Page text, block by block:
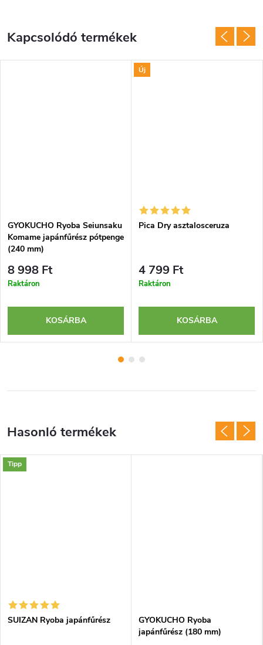
Kapcsolódó termékek
GYOKUCHO Ryoba Seiunsaku
Komame japánfűrész pótpenge
(240 mm)
8 998 Ft
Raktáron
KOSÁRBA
Új
Pica Dry asztalosceruza
4 799 Ft
Raktáron
KOSÁRBA
Tipp
SUIZAN Ryoba japánfűrész
GYOKUCHO Ryoba
japánfűrész (180 mm)